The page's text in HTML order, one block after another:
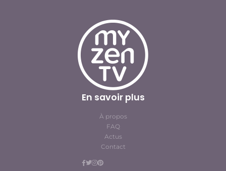
En savoir plus
À propos
FAQ
Actus
Contact